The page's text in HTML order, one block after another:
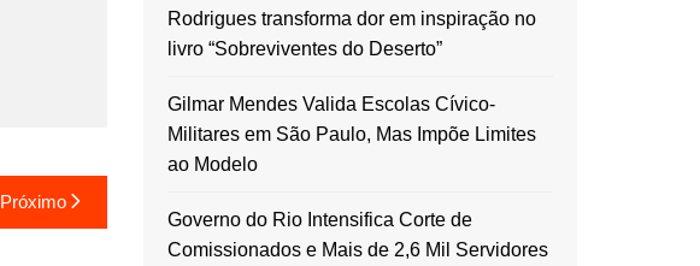
Próximo
Rodrigues transforma dor em inspiração no
livro “Sobreviventes do Deserto”
Gilmar Mendes Valida Escolas Cívico-
Militares em São Paulo, Mas Impõe Limites
ao Modelo
Governo do Rio Intensifica Corte de
Comissionados e Mais de 2,6 Mil Servidores